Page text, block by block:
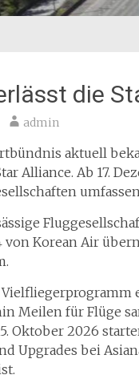
die
admin
aktuell
Alliance. Ab 17.
von Korean Air
Meilen für Flüge
Oktober 2026
Upgrades bei